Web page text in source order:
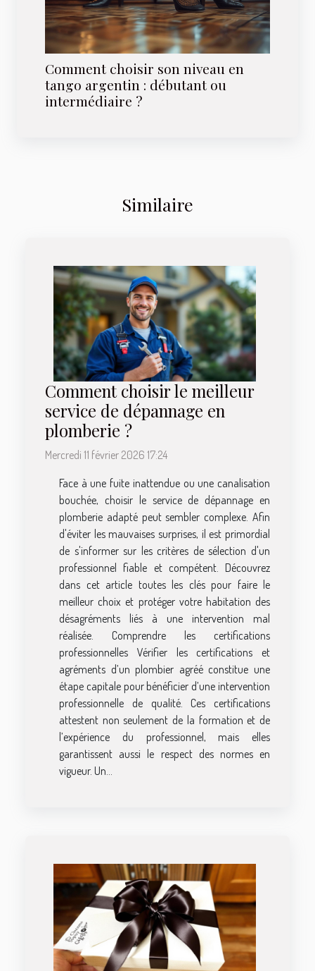
Comment choisir son niveau en
tango argentin : débutant ou
intermédiaire ?
Similaire
Comment choisir le meilleur
service de dépannage en
plomberie ?
Mercredi 11 février 2026 17:24
Face à une fuite inattendue ou une canalisation
bouchée, choisir le service de dépannage en
plomberie adapté peut sembler complexe. Afin
d'éviter les mauvaises surprises, il est primordial
de s'informer sur les critères de sélection d'un
professionnel fiable et compétent. Découvrez
dans cet article toutes les clés pour faire le
meilleur choix et protéger votre habitation des
désagréments liés à une intervention mal
réalisée. Comprendre les certifications
professionnelles Vérifier les certifications et
agréments d’un plombier agréé constitue une
étape capitale pour bénéficier d’une intervention
professionnelle de qualité. Ces certifications
attestent non seulement de la formation et de
l’expérience du professionnel, mais elles
garantissent aussi le respect des normes en
vigueur. Un...